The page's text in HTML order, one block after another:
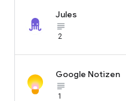
Jules
subject_black
2
Google Notizen
subject_black
1